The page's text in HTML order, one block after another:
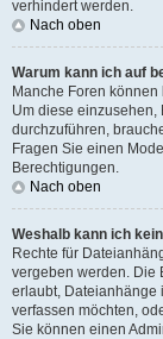
verhindert werden.
Nach oben
Warum kann ich auf
Manche Foren
Um diese einzusehen,
durchzuführen,
Fragen Sie einen
Berechtigungen.
Nach oben
Weshalb kann ich
Rechte für
vergeben werden. Die
erlaubt, Dateianhänge
verfassen möchten,
Sie können einen